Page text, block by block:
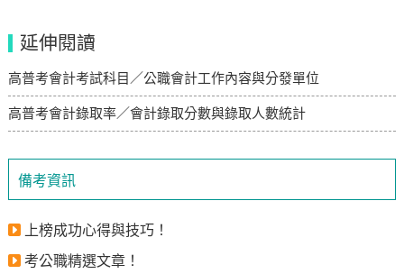
備考資訊
上榜成功心得與技巧！
考公職精選文章！
延伸閱讀
高普考會計考試科目／公職會計工作內容與分發單位
高普考會計錄取率／會計錄取分數與錄取人數統計